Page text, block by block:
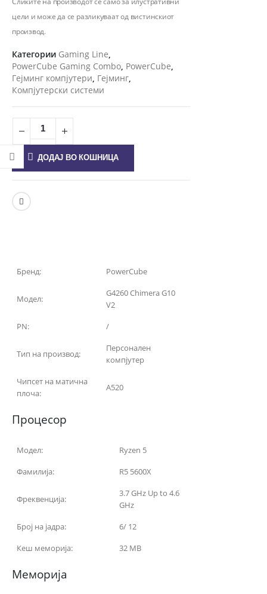
цели и може да се разликуваат од вистинскиот
производ.
Категории Gaming Line,
PowerCube Gaming Combo, PowerCube,
Гејминг компјутери, Гејминг,
Компјутерски системи
ДОДАЈ ВО КОШНИЦА
Бренд: PowerCube
Модел:
G4260 Chimera G10
V2
PN:
/
Тип на производ:
Персонален
компјутер
Чипсет на матична
плоча:
A520
Процесор
Модел:
Ryzen 5
Фамилија:
R5 5600X
Фреквенција:
3.7 GHz Up to 4.6
GHz
Број на јадра:
6/ 12
Кеш меморија:
32 MB
Меморија